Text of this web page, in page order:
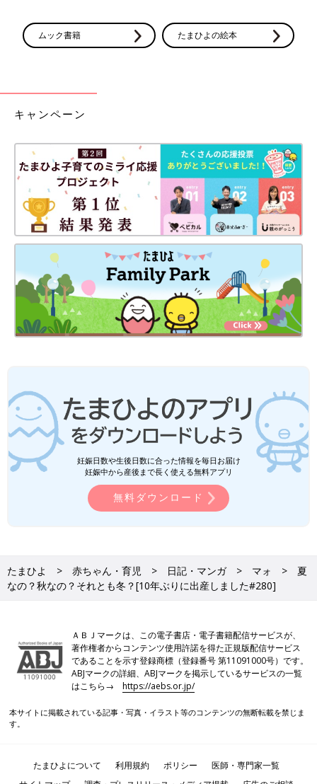
皆さんも気をつけてくださいね～！
次回もお楽しみに～！
[マォ]
静岡の田舎町在住。
専門学生の長女、高校生の長男、そして10年ぶりに妊娠・出産し
た末っ子次女は、あっという間に幼稚園年長さんに！妊娠・育児
の記録を（インスタグラム）にて公開中。
●Twitter／@maoppachi
ンマスカットが食べ
放題！！[10年ぶりに
出産しました#279]
「今日学校休みます」
を伝えるには？[10年ぶ
りに出産しました
#281]
ムック書籍 たまひよの絵本
キャンペーン
妊娠日数や生後日数に合った情報を毎日お届け
妊娠中から産後まで長く使える無料アプリ
無料ダウンロード
たまひよ 赤ちゃん・育児 日記・マンガ マォ
夏
なの？秋なの？それとも冬？[10年ぶりに出産しました#280]
ＡＢＪマークは、この電子書店・電子書籍配信サービスが、
著作権者からコンテンツ使用許諾を得た正規版配信サービス
であることを示す登録商標（登録番号 第11091000号）です。
ABJマークの詳細、ABJマークを掲示しているサービスの一覧
はこちら→https://aebs.or.jp/
本サイトに掲載されている記事・写真・イラスト等のコンテンツの無断転載を禁じま
す。
たまひよについて 利用規約 ポリシー
医師・専門家一覧